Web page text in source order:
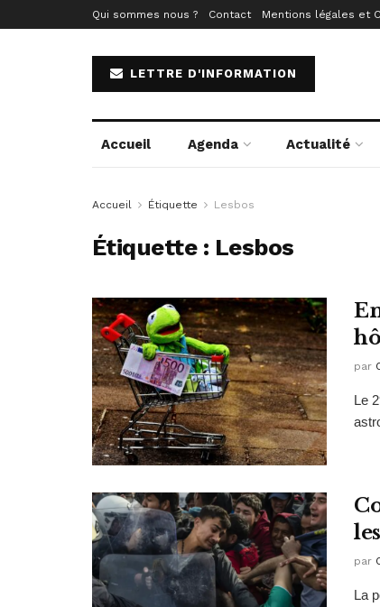
Qui sommes nous ? Contact Mentions légales et
LETTRE D'INFORMATION
Accueil Agenda Actualité
Accueil Étiquette Lesbos
Étiquette : Lesbos
par
Le
par
La